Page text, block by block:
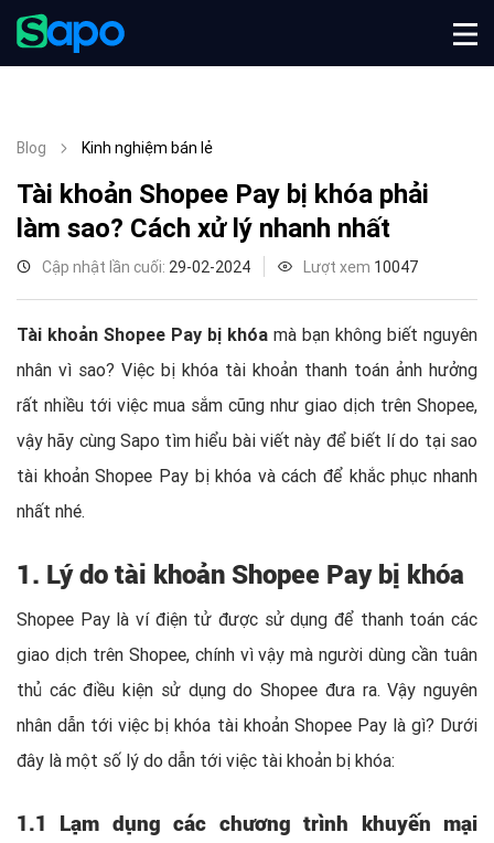
Blog Kinh nghiệm bán lẻ
Tài khoản Shopee Pay bị khóa phải
làm sao? Cách xử lý nhanh nhất
Cập nhật lần cuối: 29-02-2024 Lượt xem 10047
Tài khoản Shopee Pay bị khóa mà bạn không biết nguyên
nhân vì sao? Việc bị khóa tài khoản thanh toán ảnh hưởng
rất nhiều tới việc mua sắm cũng như giao dịch trên Shopee,
vậy hãy cùng Sapo tìm hiểu bài viết này để biết lí do tại sao
tài khoản Shopee Pay bị khóa và cách để khắc phục nhanh
nhất nhé.
1. Lý do tài khoản Shopee Pay bị khóa
Shopee Pay là ví điện tử được sử dụng để thanh toán các
giao dịch trên Shopee, chính vì vậy mà người dùng cần tuân
thủ các điều kiện sử dụng do Shopee đưa ra. Vậy nguyên
nhân dẫn tới việc bị khóa tài khoản Shopee Pay là gì? Dưới
đây là một số lý do dẫn tới việc tài khoản bị khóa:
1.1 Lạm dụng các chương trình khuyến mại